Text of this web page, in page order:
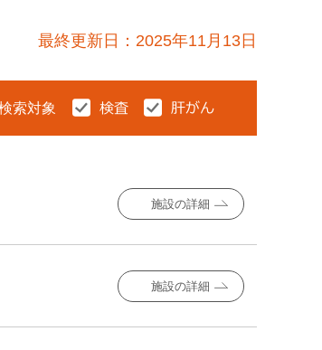
最終更新日：2025年11月13日
索対象
施設の詳細
施設の詳細